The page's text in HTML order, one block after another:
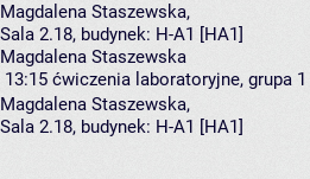
Magdalena Staszewska,
Sala 2.18, budynek: H-A1 [HA1]
Magdalena Staszewska
13:15 ćwiczenia laboratoryjne, grupa 1
Magdalena Staszewska,
Sala 2.18, budynek: H-A1 [HA1]